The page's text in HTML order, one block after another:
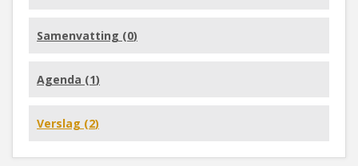
Samenvatting (0)
Agenda (1)
Verslag (2)